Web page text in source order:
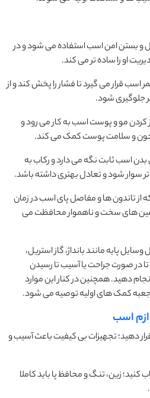
و بستن امن اسب استفاده می‌ شود و در
او را ساده‌ تر می‌ کند.
اسب قرار می‌ گیرد تا فشار را پخش کند و از
جلوگیری شود.
کردن مو و پوست اسب به‌ کار می ‌رود و
خون و سلامت پوست کمک می‌ کند.
بدن اسب ثابت نگه می‌ دارد و رکاب به
سوار شود و تعادل بهتری داشته باشد.
از تاندون‌ ها و مفاصل پای اسب در زمان
های سخت و ناهموار محافظت می
پایه مانند بانداژ، گاز استریل،
در صورت جراحت یا آسیب تا رسیدن
دهید. همچنین در کنار این موارد
کمک های اولیه توصیه می شود.
اسب
دهید؛ تجهیزات بی‌ کیفیت باعث آسیب و
کنید؛ زین، تنگ و محافظ پا باید کاملا